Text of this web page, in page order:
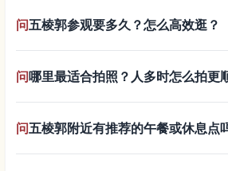
问五棱郭参观要多久？怎么高效逛？
问哪里最适合拍照？人多时怎么拍更
问五棱郭附近有推荐的午餐或休息点